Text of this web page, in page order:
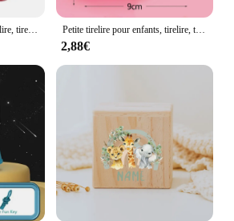
Petite tirelire pour enfants, tirelire, tirelire, boîte d'économie d'argent, jouets pour enfants, décoration d'intérieur, rangement
2,88€